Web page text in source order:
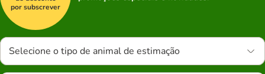
por subscrever
Selecione o tipo de animal de estimação